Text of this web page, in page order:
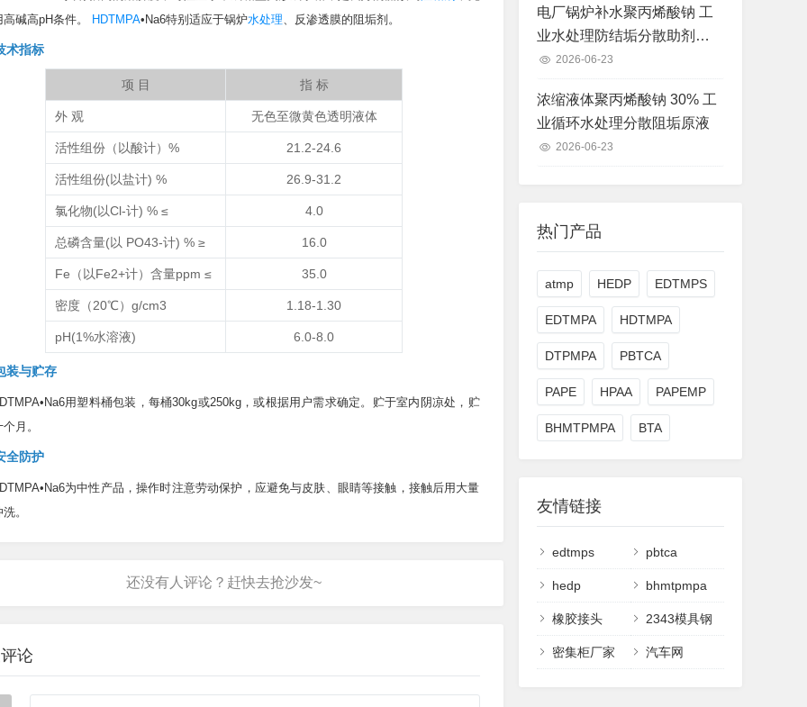
碱高pH条件。
HDTMPA•Na6特别适应于锅炉水处理、反渗透膜的阻垢剂。
术指标
项 目 指 标
外 观 无色至微黄色透明液体
活性组份（以酸计）% 21.2-24.6
活性组份(以盐计) % 26.9-31.2
氯化物(以Cl-计) % ≤ 4.0
总磷含量(以 PO43-计) % ≥ 16.0
Fe（以Fe2+计）含量ppm ≤ 35.0
密度（20℃）g/cm3 1.18-1.30
pH(1%水溶液) 6.0-8.0
装与贮存
用塑料桶包装，每桶30kg或250kg，或根据用户需求确定。贮于室内阴凉处，贮
月。
全防护
为中性产品，操作时注意劳动保护，应避免与皮肤、眼睛等接触，接触后用大量
。
论
电厂锅炉补水聚丙烯酸钠 工
业水处理防结垢分散助剂现
货 2026-06-23
浓缩液体聚丙烯酸钠 30% 工
业循环水处理分散阻垢原液
2026-06-23
热门产品
atmp HEDP EDTMPS
EDTMPA HDTMPA
DTPMPA PBTCA
PAPE HPAA PAPEMP
BHMTPMPA BTA
友情链接
edtmps pbtca
hedp bhmtpmpa
橡胶接头 2343模具钢
密集柜厂家 汽车网